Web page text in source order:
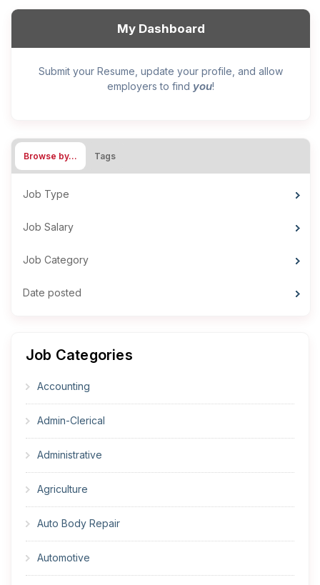
My Dashboard
Submit your Resume, update your profile, and allow
employers to find you!
Browse by… Tags
Job Type
Job Salary
Job Category
Date posted
Job Categories
Accounting
Admin-Clerical
Administrative
Agriculture
Auto Body Repair
Automotive